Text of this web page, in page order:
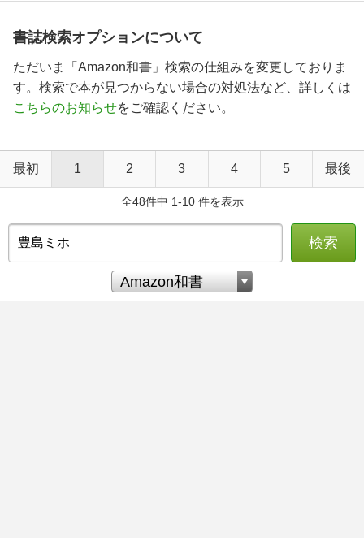
書誌検索オプションについて
ただいま「Amazon和書」検索の仕組みを変更しておりま
す。検索で本が見つからない場合の対処法など、詳しくは
こちらのお知らせをご確認ください。
最初 1 2 3 4 5 最後
全48件中 1-10 件を表示
検索